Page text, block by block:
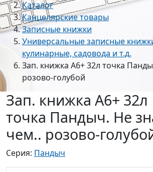
Каталог
Канцелярские товары
Записные книжки
Универсальные записные
кулинарные, садовода и т.д.
Зап. книжка А6+ 32л точка
розово-голубой
Зап. книжка А6+ 32л
точка Пандыч. Не
чем.. розово-
Серия: Пандыч